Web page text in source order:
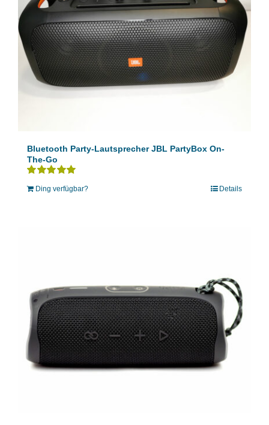
Bluetooth Party-Lautsprecher JBL PartyBox On-
The-Go
Bewertet
mit5.00von 5
Ding verfügbar? Details